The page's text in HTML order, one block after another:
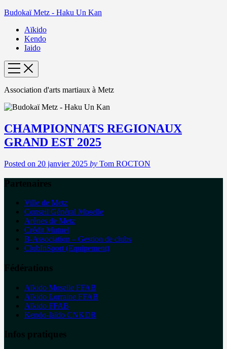
Budokaï Metz - Haku Un Kan
Aïkido
Kendo
Iaido
Association d'arts martiaux à Metz
CHAMPIONNATS REGIONAUX
GRAND EST 2025
Posted on 20 janvier 2025 by Tom ROCTON
Partenaires
Ville de Metz
Conseil Général Moselle
Arènes de Metz
Crédit Mutuel
B-Association – Gestion de clubs
ClubInSport (Equipement)
Fédérations
Aïkido Moselle FFAB
Aïkido Lorraine FFAB
Aïkido FFAB
Kendo-Iaïdo CNKDR
Infos pratiques